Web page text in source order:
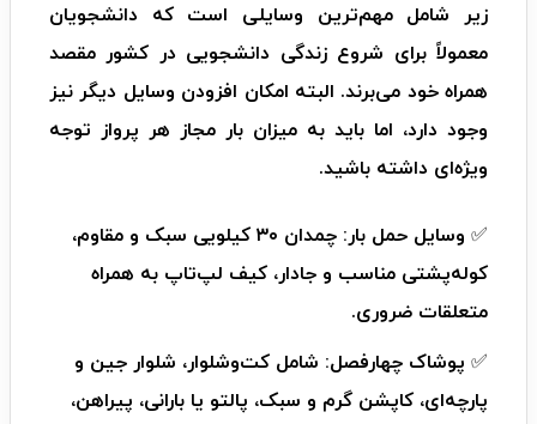
زیر شامل مهم‌ترین وسایلی است که دانشجویان
معمولاً برای شروع زندگی دانشجویی در کشور مقصد
همراه خود می‌برند. البته امکان افزودن وسایل دیگر نیز
وجود دارد، اما باید به میزان بار مجاز هر پرواز توجه
ویژه‌ای داشته باشید.
✅ وسایل حمل بار: چمدان ۳۰ کیلویی سبک و مقاوم،
کوله‌پشتی مناسب و جادار، کیف لپ‌تاپ به همراه
متعلقات ضروری.
✅ پوشاک چهارفصل: شامل کت‌وشلوار، شلوار جین و
پارچه‌ای، کاپشن گرم و سبک، پالتو یا بارانی، پیراهن،